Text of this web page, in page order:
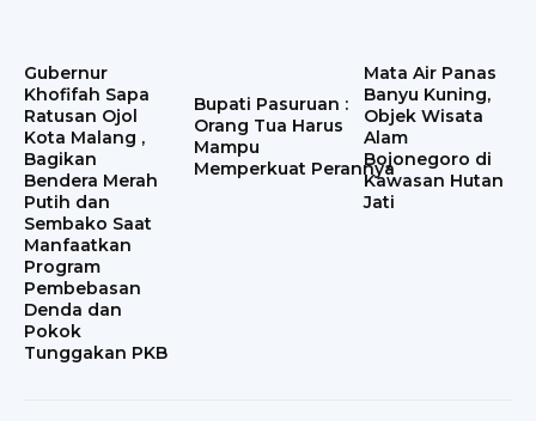
Gubernur
Khofifah Sapa
Ratusan Ojol
Kota Malang ,
Bagikan
Bendera Merah
Putih dan
Sembako Saat
Manfaatkan
Program
Pembebasan
Denda dan
Pokok
Tunggakan PKB
Bupati Pasuruan :
Orang Tua Harus
Mampu
Memperkuat Perannya
Mata Air Panas
Banyu Kuning,
Objek Wisata
Alam
Bojonegoro di
Kawasan Hutan
Jati